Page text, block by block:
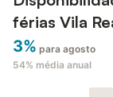
férias Vila
3% para agosto
54% média anual